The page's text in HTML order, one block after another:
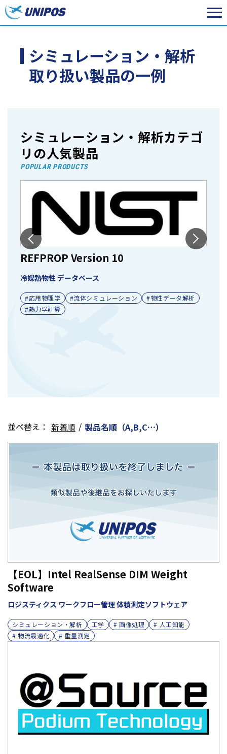
シミュレーション・解析
取り扱い製品の一例
シミュレーション・解析カテゴ
リの人気製品
POPULAR PRODUCTS
REFPROP Version 10
冷媒熱物性 データベース
#応用物理学 #流体シミュレーション
#物性データ解析
#熱力学計算
並べ替え： 新着順 / 製品名順（A,B,C…）
【EOL】Intel RealSense DIM Weight
Software
ロジスティクス ワークフロー管理 体積測定ソフトウェア
シミュレーション・解析 工学 # 画像処理
# 人工知能
# 物流最適化
# 重量測定